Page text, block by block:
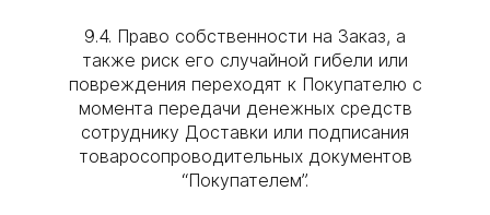
9.4. Право собственности на Заказ, а
также риск его случайной гибели или
повреждения переходят к Покупателю с
момента передачи денежных средств
сотруднику Доставки или подписания
товаросопроводительных документов
“Покупателем”.